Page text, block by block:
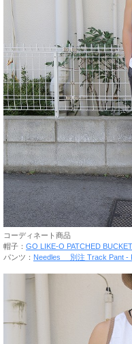
コーディネート商品
帽子： GO LIKE-O PATCHED
パンツ： Needles 別注 Track Pant -